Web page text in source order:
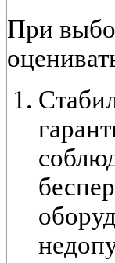
При